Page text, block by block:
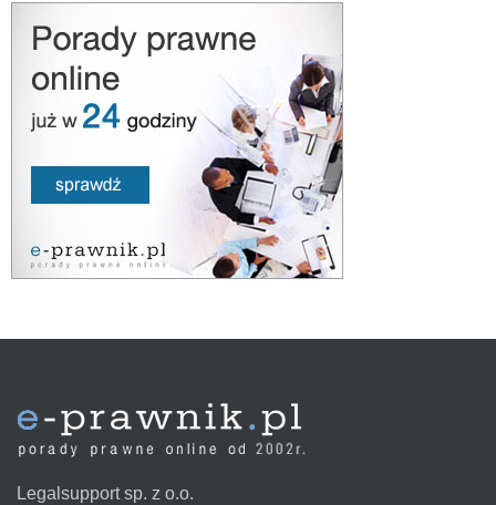
Legalsupport sp. z o.o.